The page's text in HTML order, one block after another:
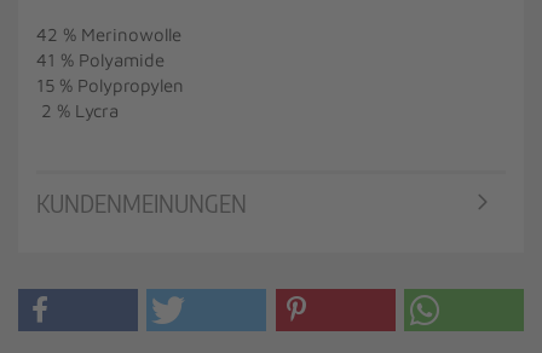
42 % Merinowolle
41 % Polyamide
15 % Polypropylen
2 % Lycra
KUNDENMEINUNGEN